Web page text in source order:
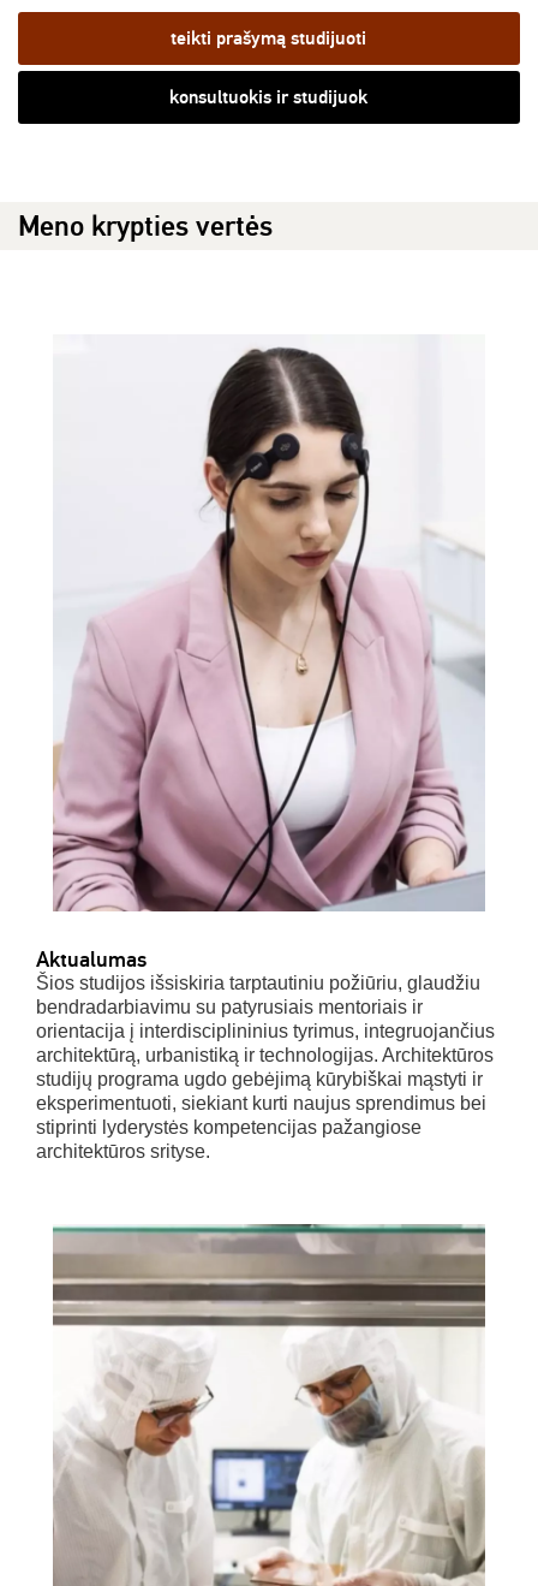
teikti prašymą studijuoti
konsultuokis ir studijuok
Meno krypties vertės
Aktualumas
Šios studijos išsiskiria tarptautiniu požiūriu, glaudžiu
bendradarbiavimu su patyrusiais mentoriais ir
orientacija į interdisciplininius tyrimus, integruojančius
architektūrą, urbanistiką ir technologijas. Architektūros
studijų programa ugdo gebėjimą kūrybiškai mąstyti ir
eksperimentuoti, siekiant kurti naujus sprendimus bei
stiprinti lyderystės kompetencijas pažangiose
architektūros srityse.